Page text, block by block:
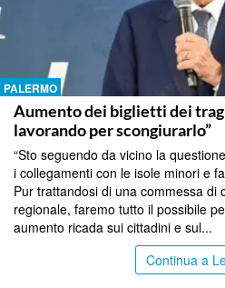
PALERMO
Aumento dei biglietti dei
lavorando per scongiurarlo”
“Sto seguendo da vicino la
i collegamenti con le isole minori e
Pur trattandosi di una commessa di
regionale, faremo tutto il possibile
aumento ricada sui cittadini e sul...
Continua a